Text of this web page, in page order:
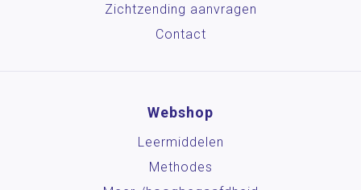
Zichtzending aanvragen
Contact
Webshop
Leermiddelen
Methodes